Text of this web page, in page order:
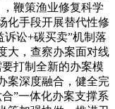
鞭策渔业修复科学
化手段开展替代性修
讼+碳买卖”机制落
大，查察办案面对线
打制全新的办案模
案深度融合，健全完
”一体化办案支撑系